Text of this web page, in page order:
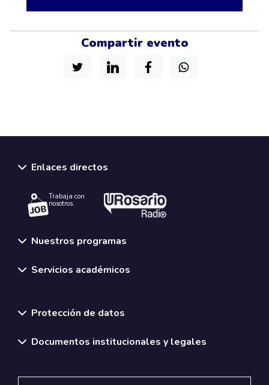
Compartir evento
Enlaces directos
Trabaja con
nosotros.
Nuestros programas
Servicios académicos
Protección de datos
Documentos institucionales y legales